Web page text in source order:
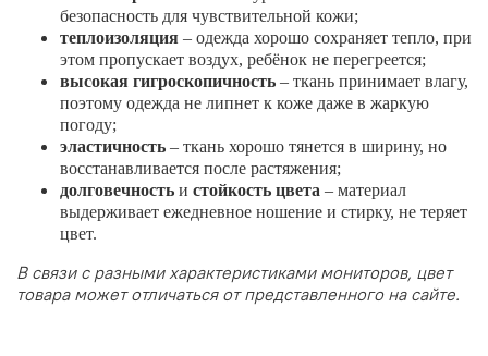
безопасность для чувствительной кожи;
теплоизоляция – одежда хорошо сохраняет тепло, при
этом пропускает воздух, ребёнок не перегреется;
высокая гигроскопичность – ткань принимает влагу,
поэтому одежда не липнет к коже даже в жаркую
погоду;
эластичность – ткань хорошо тянется в ширину, но
восстанавливается после растяжения;
долговечность и стойкость цвета – материал
выдерживает ежедневное ношение и стирку, не теряет
цвет.
В связи с разными характеристиками мониторов, цвет
товара может отличаться от представленного на сайте.